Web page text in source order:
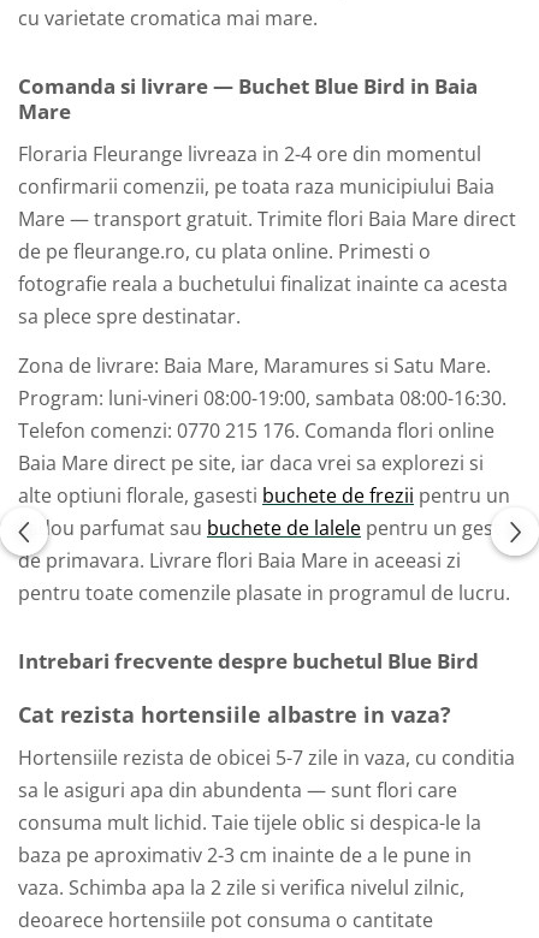
cu varietate cromatica mai mare.
Comanda si livrare — Buchet Blue Bird in Baia
Mare
Floraria Fleurange livreaza in 2-4 ore din momentul
confirmarii comenzii, pe toata raza municipiului Baia
Mare — transport gratuit. Trimite flori Baia Mare direct
de pe fleurange.ro, cu plata online. Primesti o
fotografie reala a buchetului finalizat inainte ca acesta
sa plece spre destinatar.
Zona de livrare: Baia Mare, Maramures si Satu Mare.
Program: luni-vineri 08:00-19:00, sambata 08:00-16:30.
Telefon comenzi: 0770 215 176. Comanda flori online
Baia Mare direct pe site, iar daca vrei sa explorezi si
alte optiuni florale, gasesti buchete de frezii pentru un
cadou parfumat sau buchete de lalele pentru un gest
de primavara. Livrare flori Baia Mare in aceeasi zi
pentru toate comenzile plasate in programul de lucru.
Intrebari frecvente despre buchetul Blue Bird
Cat rezista hortensiile albastre in vaza?
Hortensiile rezista de obicei 5-7 zile in vaza, cu conditia
sa le asiguri apa din abundenta — sunt flori care
consuma mult lichid. Taie tijele oblic si despica-le la
baza pe aproximativ 2-3 cm inainte de a le pune in
vaza. Schimba apa la 2 zile si verifica nivelul zilnic,
deoarece hortensiile pot consuma o cantitate